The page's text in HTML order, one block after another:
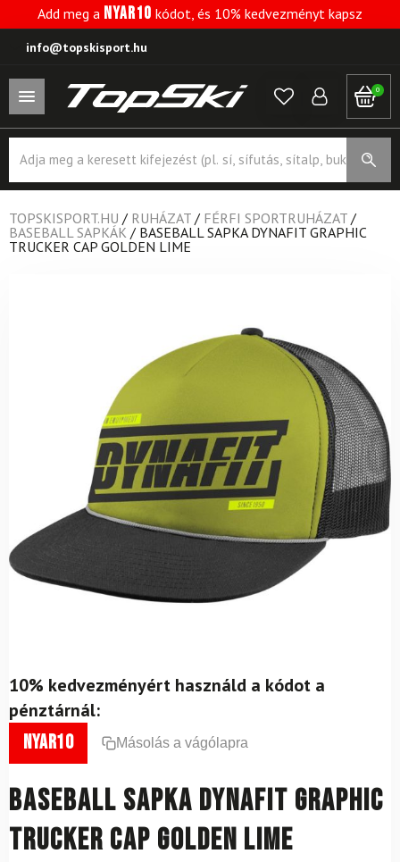
Add meg a NYAR10 kódot, és 10% kedvezményt kapsz
info@topskisport.hu
0
search
TOPSKISPORT.HU / RUHÁZAT / FÉRFI SPORTRUHÁZAT /
BASEBALL SAPKÁK / BASEBALL SAPKA DYNAFIT GRAPHIC
TRUCKER CAP GOLDEN LIME
10% kedvezményért használd a kódot a
pénztárnál:
nyar10 Másolás a vágólapra
Baseball sapka DYNAFIT Graphic
Trucker Cap Golden Lime